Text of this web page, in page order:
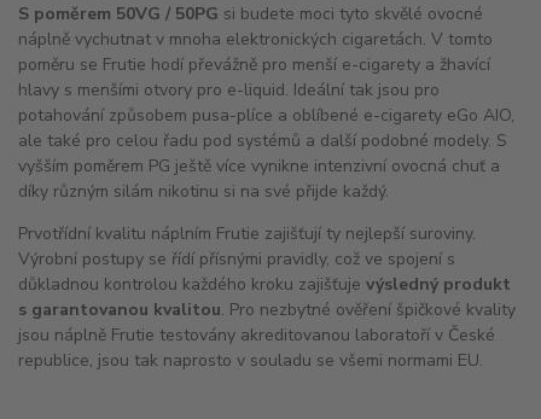
S poměrem 50VG / 50PG si budete moci tyto skvělé ovocné
náplně vychutnat v mnoha elektronických cigaretách. V tomto
poměru se Frutie hodí převážně pro menší e-cigarety a žhavící
hlavy s menšími otvory pro e-liquid. Ideální tak jsou pro
potahování způsobem pusa-plíce a oblíbené e-cigarety eGo AIO,
ale také pro celou řadu pod systémů a další podobné modely. S
vyšším poměrem PG ještě více vynikne intenzivní ovocná chuť a
díky různým silám nikotinu si na své přijde každý.
Prvotřídní kvalitu náplním Frutie zajišťují ty nejlepší suroviny.
Výrobní postupy se řídí přísnými pravidly, což ve spojení s
důkladnou kontrolou každého kroku zajišťuje výsledný produkt
s garantovanou kvalitou. Pro nezbytné ověření špičkové kvality
jsou náplně Frutie testovány akreditovanou laboratoří v České
republice, jsou tak naprosto v souladu se všemi normami EU.